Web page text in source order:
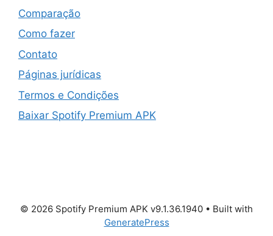
Comparação
Como fazer
Contato
Páginas jurídicas
Termos e Condições
Baixar Spotify Premium APK
© 2026 Spotify Premium APK v9.1.36.1940 • Built with
GeneratePress